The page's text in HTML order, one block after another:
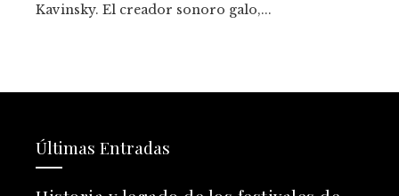
Kavinsky. El creador sonoro galo,...
Últimas Entradas